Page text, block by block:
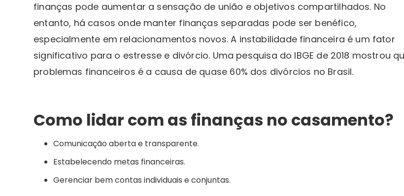
finanças pode aumentar a sensação de união e objetivos compartilhados. No
entanto, há casos onde manter finanças separadas pode ser benéfico,
especialmente em relacionamentos novos. A instabilidade financeira é um fator
significativo para o estresse e divórcio. Uma pesquisa do IBGE de 2018 mostrou
problemas financeiros é a causa de quase 60% dos divórcios no Brasil.
Como lidar com as finanças no casamento?
Comunicação aberta e transparente.
Estabelecendo metas financeiras.
Gerenciar bem contas individuais e conjuntas.